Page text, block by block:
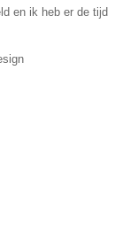
en ik heb er de tijd